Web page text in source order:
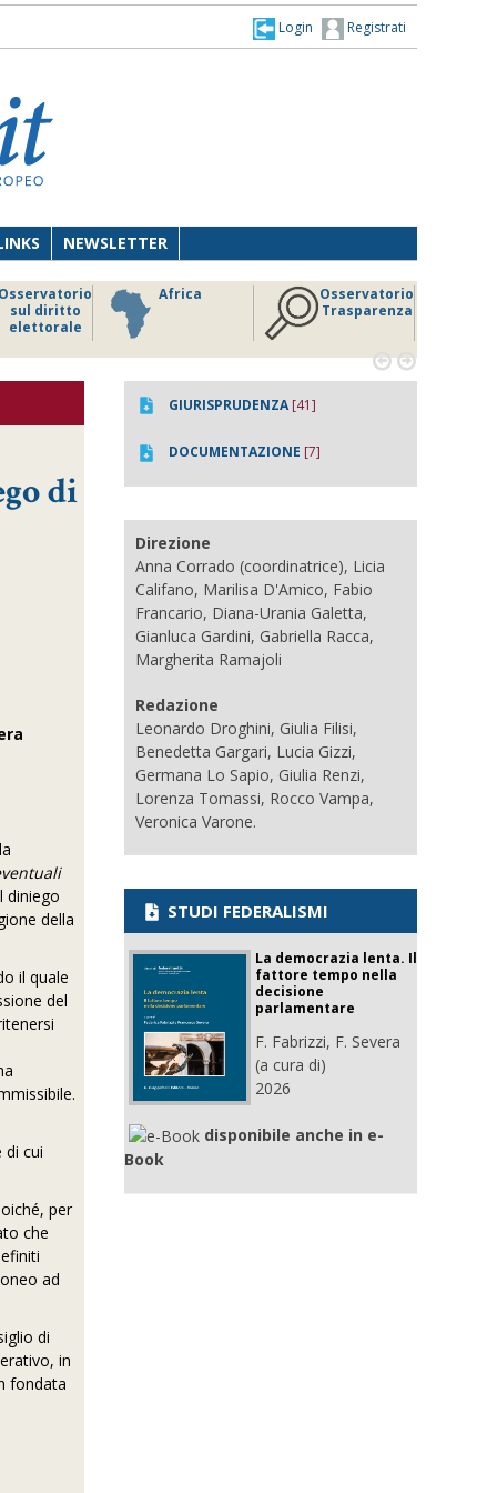
Registrati
Login
NEWSLETTER
Osservatorio
sul diritto
elettorale
Africa
Osservatorio
Trasparenza
 
di
diniego
della
il quale
del
di cui
per
che
ad
di
in
fondata
GIURISPRUDENZA[41]
DOCUMENTAZIONE [7]
Direzione
Anna Corrado (coordinatrice), Licia
Califano, Marilisa D'Amico, Fabio
Francario, Diana-Urania Galetta,
Gianluca Gardini, Gabriella Racca,
Margherita Ramajoli
Redazione
Leonardo Droghini, Giulia Filisi,
Benedetta Gargari, Lucia Gizzi,
Germana Lo Sapio, Giulia Renzi,
Lorenza Tomassi, Rocco Vampa,
Veronica Varone.
STUDI FEDERALISMI
La democrazia lenta. Il
fattore tempo nella
decisione
parlamentare
F. Fabrizzi, F. Severa
(a cura di)
2026
disponibile anche in e-
Book